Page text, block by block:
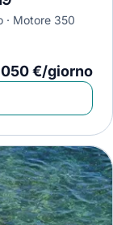
Motore 350
€/giorno